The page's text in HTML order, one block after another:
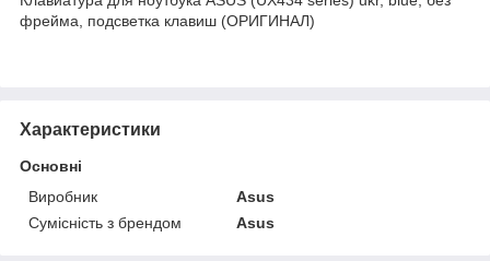
фрейма, подсветка клавиш (ОРИГИНАЛ)
Характеристики
Основні
Виробник
Asus
Сумісність з брендом
Asus